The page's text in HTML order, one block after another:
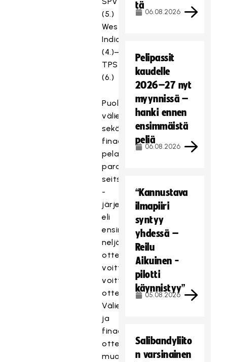
(5.)
Westend
Indians
(4.)–
TPS
(6.)
Puolivälierät,
välierät
sekä
finaalit
pelataan
paras
seitsemästä
-
järjestelmällä,
eli
ensimmäisenä
neljä
ottelua
voittanut
voittaa
ottelusarjan.
Välierissä
ja
finaaleissa
otteluparit
muodostuvat
tä
06.08.2026
Pelipassit
kaudelle
2026–27 nyt
myynnissä –
hanki ennen
ensimmäistä
peliä
06.08.2026
“Kannustava
ilmapiiri
syntyy
yhdessä –
Reilu
Aikuinen -
pilotti
käynnistyy”
05.08.2026
Salibandyliito
n varsinainen